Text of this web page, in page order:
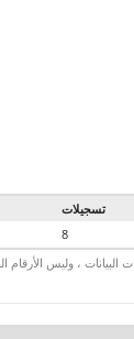
تسجيلات
8
، وليس الأرقام